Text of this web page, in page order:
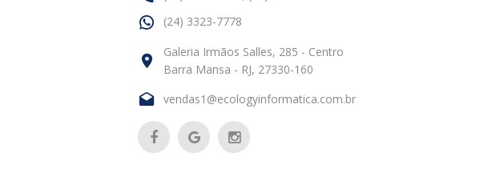
(24) 3323-7778
Galeria Irmãos Salles, 285 - Centro
Barra Mansa - RJ, 27330-160
vendas1@ecologyinformatica.com.br